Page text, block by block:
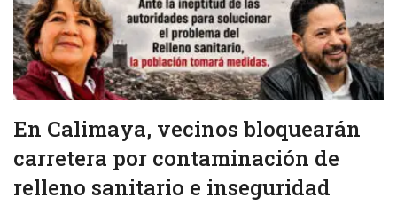
En Calimaya, vecinos bloquearán
carretera por contaminación de
relleno sanitario e inseguridad